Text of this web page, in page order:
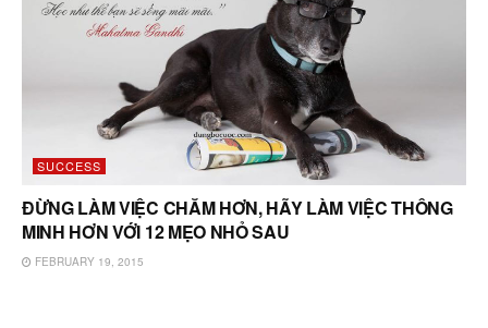
SUCCESS
ĐỪNG LÀM VIỆC CHĂM HƠN, HÃY LÀM VIỆC THÔNG
MINH HƠN VỚI 12 MẸO NHỎ SAU
FEBRUARY 19, 2015